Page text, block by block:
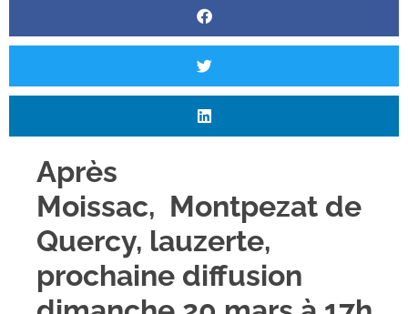
Après
Moissac, Montpezat de
Quercy, lauzerte,
prochaine diffusion